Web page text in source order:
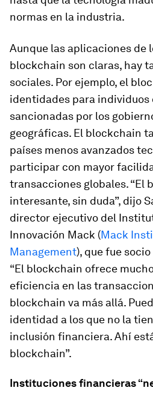
normas en la industria.
Aunque las aplicaciones de
blockchain son claras, hay
sociales. Por ejemplo, el
identidades para
sancionadas por los
geográficas. El blockchain
países menos avanzados
participar con mayor
transacciones globales. “El
interesante, sin duda”, dijo
director ejecutivo del
Innovación Mack (Mack
Management), que fue
“El blockchain ofrece
eficiencia en las
blockchain va más allá.
identidad a los que no la
inclusión financiera. Ahí
blockchain”.
Instituciones financieras